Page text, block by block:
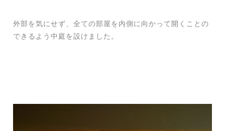
外部を気にせず、全ての部屋を内側に向かって開くことの
できるよう中庭を設けました。